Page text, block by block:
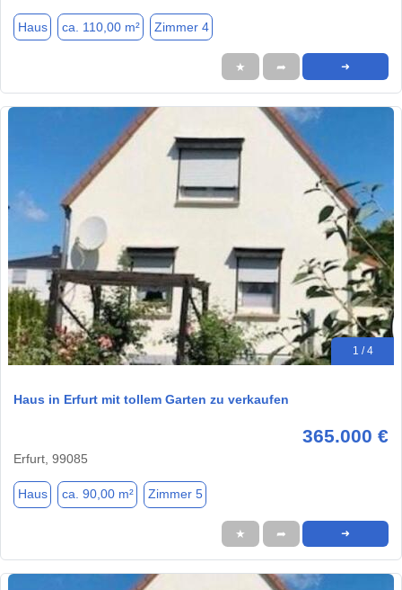
Haus ca. 110,00 m² Zimmer 4
★ ➦ ➜
1 / 4
Haus in Erfurt mit tollem Garten zu verkaufen
365.000 €
Erfurt, 99085
Haus ca. 90,00 m² Zimmer 5
★ ➦ ➜